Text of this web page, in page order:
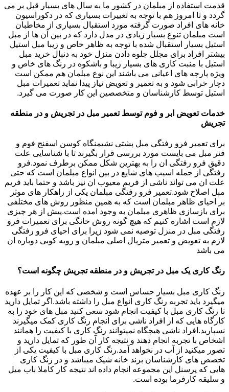
قدمت استفاده از مبلمان در کشور ما به سال های بسیار قبل بر می
گردد و تا امروز هم با توجه به تغییرات بسیاری که در دکوراسیون
خانه های افراد صورت گرفته مورد استقبال بسیاری از مخاطبان
است مبلمان تنوع بسیار زیادی در مدل دارد که در بین آن ها از مبل
استیل بسیار استقبال شده با توجه به ظاهر خاص و زیبا مبل استیل
بیشتر افراد برای مجلل جلوه دادن منزل خود به دنبال خرید مبل
استیل با منبت کاری های بسیار زیبا و باشکوه در رنگ های خاص و
ویژه پارچه های اعیانی می باشند این نوع مبلمان هم ممکن است
دچار خرابی شود و به تعمیر و تعویض نیاز پیدا نماید تعمیرات مبل
استیل توسط کارشناسان و متخصصین این کار صورت می گیرد.
خدمات تعویض ابر و فوم توسط تعمیر مبل در تجریش و در منطقه
تجریش
برای تعمیر فرو رفتگی مبل پشتی نشیمنگاه کوسن اسفنج فوم و
فنر مبل می بایست مورد بررسی قرار بگیرند تا با شناسایی علت
دقیق فرو رفتگی ان را به بهترین شکل ممکن برطرف نمود.فرو
رفتگی از جمله اسیب های شایع در بین انواع مبلمان است که حتی
علت ان می تواند ناشی از فریم معیوب ان نیز باشد و حتما باید فریم
مبل اصلاح شود.تعمیر فرو رفتگی مبلمان یکی از راهکار های موثر
بر احیای ظاهر مبلمان است که به همین منظور روش های مختلفی
برای بازسازی ظاهری مبلمان به وجود امده است.پیش از هر چیزی
لازم است اشاره کنیم که هیچ گونه روش خانگی برای تعمیرات فرو
رفتگی مبل در منزل توصیه نمی شود زیرا برای احیای فرو رفتگی
لازم به تعویض و تعمیر متریال اصلی مبلمان و رویه کوبی دوباره ان
می باشد
رنگ کاری یک مبل در تجریش و در منطقه تجریش چگونه است؟
رنگ کاری مبل بسیار حساس است و شخصی که این کار را بر عهده
میگیرد باید تجربه رنگ کاری انواع مبل را داشته باشد.اگر تمایل دارید
تا رنگ کاری مبل با کیفیت انجام شود سعی کنید مبل های خود را به
کارگاه هایی که از افراد ناشی برای انجام رنگ کاری کمک میگیرند
نسپارید.افراد ناشی هیچگاه نمیتوانند رنگ کاری با کیفیت را همانند
اشخاص با تجربه انجام دهند و نتیجه کار آن طور که تمایل دارید و
تصور میکنید از آب در نخواهد آمد.رنگ کاری مبل با کیفیت یکی از
تخصص های کارشناسان برند خانه شیک میباشد و در رنگ کاری
هایی که پرسنل این مجموعه انجام داده اند نتیجه کار کاملا باب میل
و سلیقه کارفرما بوده است.